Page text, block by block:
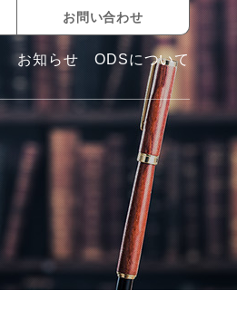
お知らせ ODSについて
お問い合わせ